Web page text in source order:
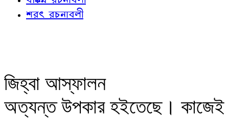
শরৎ রচনাবলী
জিহ্বা আস্ফালন
অত্যন্ত উপকার হইতেছে। কাজেই